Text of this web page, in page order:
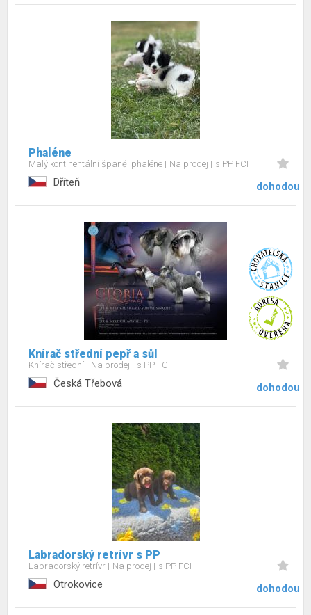
Phaléne
Malý kontinentální španěl phaléne Na prodej s PP FCI
Dříteň dohodou
Knírač střední pepř a sůl
Knírač střední Na prodej s PP FCI
Česká Třebová dohodou
Labradorský retrívr s PP
Labradorský retrívr Na prodej s PP FCI
Otrokovice dohodou